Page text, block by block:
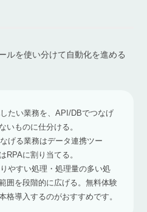
ルを使い分けて自動化を進める
たい業務を、API/DBでつなげ
いものに仕分ける。
げる業務はデータ連携ツー
RPAに割り当てる。
やすい処理・処理量の多い処
囲を段階的に広げる。無料体験
格導入するのがおすすめです。